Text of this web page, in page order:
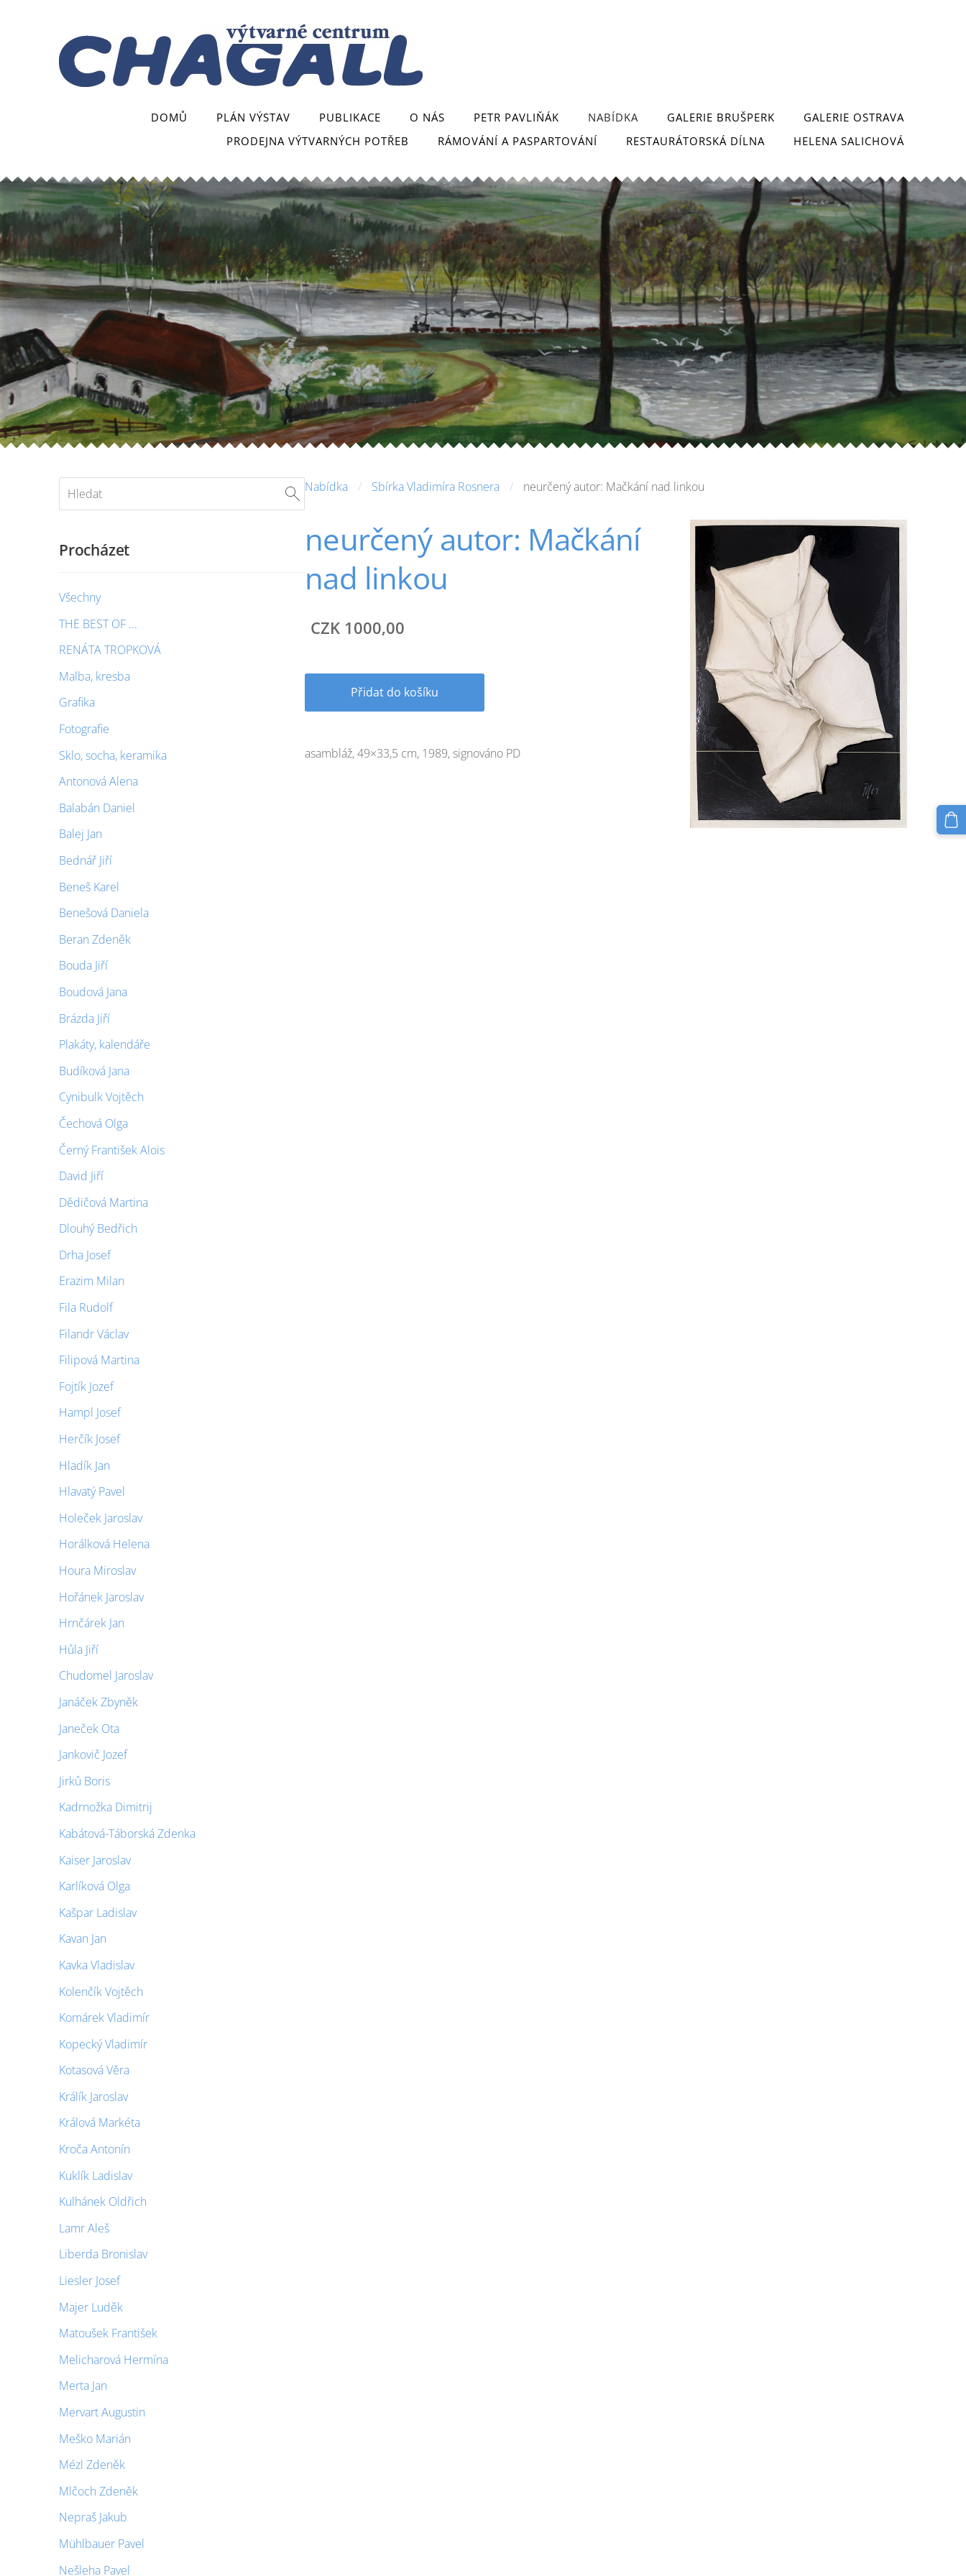
DOMŮ PLÁN VÝSTAV PUBLIKACE O NÁS PETR PAVLIŇÁK NABÍDKA GALERIE BRUŠPERK
GALERIE OSTRAVA
PRODEJNA VÝTVARNÝCH POTŘEB
RÁMOVÁNÍ A PASPARTOVÁNÍ RESTAURÁTORSKÁ DÍLNA HELENA SALICHOVÁ
Procházet
Všechny
THE BEST OF ...
RENÁTA TROPKOVÁ
Malba, kresba
Grafika
Fotografie
Sklo, socha, keramika
Antonová Alena
Balabán Daniel
Balej Jan
Bednář Jiří
Beneš Karel
Benešová Daniela
Beran Zdeněk
Bouda Jiří
Boudová Jana
Brázda Jiří
Plakáty, kalendáře
Budíková Jana
Cynibulk Vojtěch
Čechová Olga
Černý František Alois
David Jiří
Dědičová Martina
Dlouhý Bedřich
Drha Josef
Erazim Milan
Fila Rudolf
Filandr Václav
Filipová Martina
Fojtík Jozef
Hampl Josef
Herčík Josef
Hladík Jan
Hlavatý Pavel
Holeček Jaroslav
Horálková Helena
Houra Miroslav
Hořánek Jaroslav
Hrnčárek Jan
Hůla Jiří
Chudomel Jaroslav
Janáček Zbyněk
Janeček Ota
Jankovič Jozef
Jirků Boris
Kadrnožka Dimitrij
Kabátová-Táborská Zdenka
Kaiser Jaroslav
Karlíková Olga
Kašpar Ladislav
Kavan Jan
Kavka Vladislav
Kolenčík Vojtěch
Komárek Vladimír
Kopecký Vladimír
Kotasová Věra
Králík Jaroslav
Králová Markéta
Kroča Antonín
Kuklík Ladislav
Kulhánek Oldřich
Lamr Aleš
Liberda Bronislav
Liesler Josef
Majer Luděk
Matoušek František
Melicharová Hermína
Merta Jan
Mervart Augustin
Meško Marián
Mézl Zdeněk
Mlčoch Zdeněk
Nepraš Jakub
Mühlbauer Pavel
Nešleha Pavel
Nabídka Sbírka Vladimíra Rosnera neurčený autor: Mačkání nad linkou
neurčený autor: Mačkání
nad linkou
CZK 1000,00
Přidat do košíku
asambláž, 49×33,5 cm, 1989, signováno PD